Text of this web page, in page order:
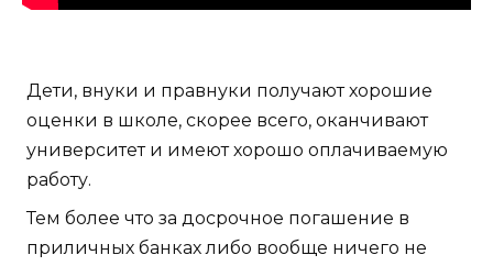
Дети, внуки и правнуки получают хорошие
оценки в школе, скорее всего, оканчивают
университет и имеют хорошо оплачиваемую
работу.
Тем более что за досрочное погашение в
приличных банках либо вообще ничего не